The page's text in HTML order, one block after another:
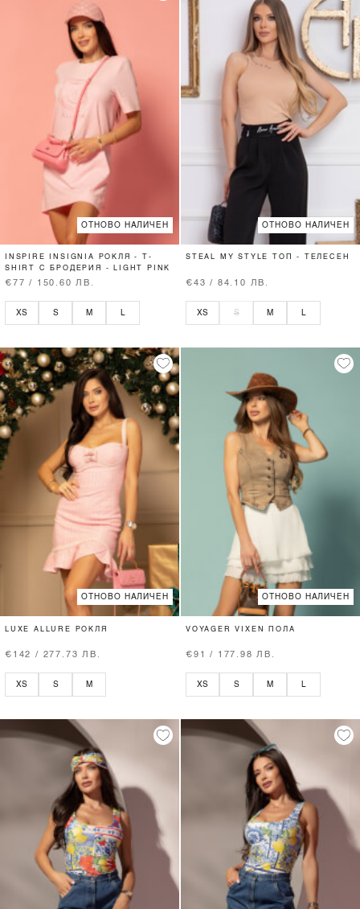
ОТНОВО НАЛИЧЕН
INSPIRE INSIGNIA РОКЛЯ - T-
SHIRT С БРОДЕРИЯ - LIGHT PINK
€77 / 150.60 ЛВ.
XS S M
ОТНОВО НАЛИЧЕН
STEAL MY STYLE ТОП - ТЕЛЕСЕН
€43 / 84.10 ЛВ.
XS S M
ОТНОВО НАЛИЧЕН
LUXE ALLURE РОКЛЯ
€142 / 277.73 ЛВ.
XS S M
ОТНОВО НАЛИЧЕН
VOYAGER VIXEN ПОЛА
€91 / 177.98 ЛВ.
XS S M L